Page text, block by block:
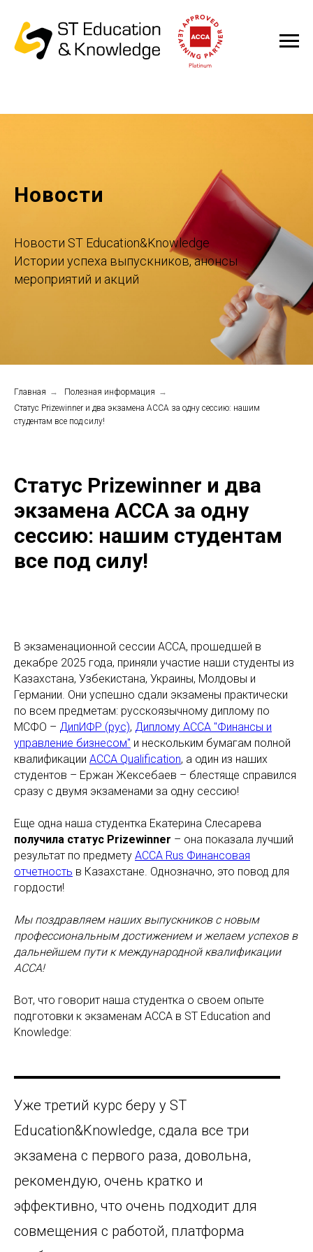
Новости
Новости ST Education&Knowledge
Истории успеха выпускников, анонсы
мероприятий и акций
Главная → Полезная информация →
Статус Prizewinner и два экзамена ACCA за одну сессию: нашим
студентам все под силу!
Статус Prizewinner и два
экзамена ACCA за одну
сессию: нашим студентам
все под силу!
В экзаменационной сессии ACCA, прошедшей в
декабре 2025 года, приняли участие наши студенты из
Казахстана, Узбекистана, Украины, Молдовы и
Германии. Они успешно сдали экзамены практически
по всем предметам: русскоязычному диплому по
МСФО – ДипИФР (рус), Диплому ACCA "Финансы и
управление бизнесом" и нескольким бумагам полной
квалификации ACCA Qualification, а один из наших
студентов – Ержан Жексебаев – блестяще справился
сразу с двумя экзаменами за одну сессию!
Еще одна наша студентка Екатерина Слесарева
получила статус Prizewinner – она показала лучший
результат по предмету ACCA Rus Финансовая
отчетность в Казахстане. Однозначно, это повод для
гордости!
Мы поздравляем наших выпускников с новым
профессиональным достижением и желаем успехов в
дальнейшем пути к международной квалификации
ACCA!
Вот, что говорит наша студентка о своем опыте
подготовки к экзаменам АССА в ST Education and
Knowledge:
Уже третий курс беру у ST
Education&Knowledge, сдала все три
экзамена с первого раза, довольна,
рекомендую, очень кратко и
эффективно, что очень подходит для
совмещения с работой, платформа